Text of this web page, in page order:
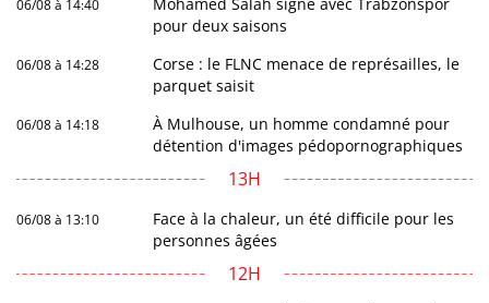
06/08 à 14:40
pour deux saisons
06/08 à 14:28
Corse : le FLNC menace de représailles, le
parquet saisit
06/08 à 14:18
À Mulhouse, un homme condamné pour
détention d'images pédopornographiques
13H
06/08 à 13:10
Face à la chaleur, un été difficile pour les
personnes âgées
12H